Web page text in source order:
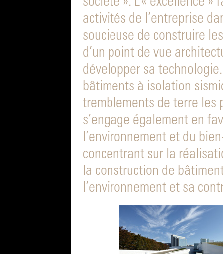
activités de l’entreprise
soucieuse de construire
d’un point de vue
développer sa
bâtiments à isolation
tremblements de terre les
s’engage également en
l’environnement et du
concentrant sur la
la construction de
l’environnement et sa